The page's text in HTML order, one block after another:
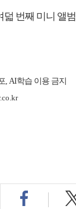
번째 미니 앨
, AI학습 이용 금지